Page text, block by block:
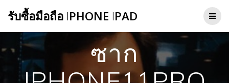
to
รับซื้อมือถือ IPHONE IPAD
ซาก